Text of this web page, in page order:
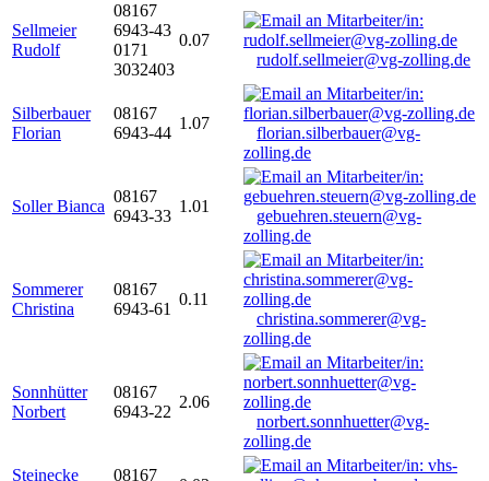
Sellmeier
Rudolf
08167
6943-43
0171
3032403
0.07
rudolf.sellmeier@vg-zolling.de
Silberbauer
Florian
08167
6943-44
1.07
florian.silberbauer@vg-
zolling.de
Soller Bianca
08167
6943-33
1.01
gebuehren.steuern@vg-
zolling.de
Sommerer
Christina
08167
6943-61
0.11
christina.sommerer@vg-
zolling.de
Sonnhütter
Norbert
08167
6943-22
2.06
norbert.sonnhuetter@vg-
zolling.de
Steinecke
08167